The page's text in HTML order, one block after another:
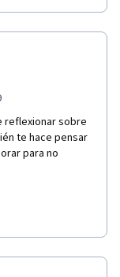
reflexionar sobre
te hace pensar
para no